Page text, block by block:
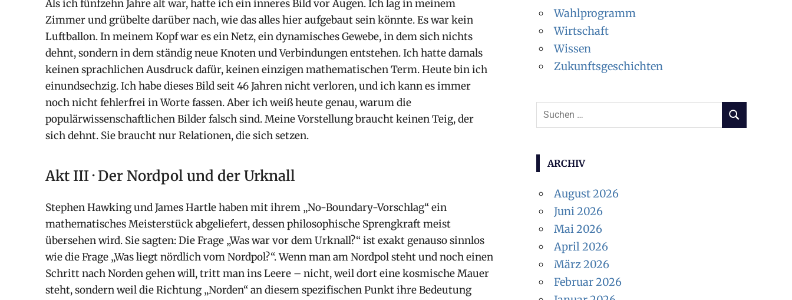
Als ich fünfzehn Jahre alt war, hatte ich ein inneres Bild vor Augen. Ich lag in meinem
Zimmer und grübelte darüber nach, wie das alles hier aufgebaut sein könnte. Es war kein
Luftballon. In meinem Kopf war es ein Netz, ein dynamisches Gewebe, in dem sich nichts
dehnt, sondern in dem ständig neue Knoten und Verbindungen entstehen. Ich hatte damals
keinen sprachlichen Ausdruck dafür, keinen einzigen mathematischen Term. Heute bin ich
einundsechzig. Ich habe dieses Bild seit 46 Jahren nicht verloren, und ich kann es immer
noch nicht fehlerfrei in Worte fassen. Aber ich weiß heute genau, warum die
populärwissenschaftlichen Bilder falsch sind. Meine Vorstellung braucht keinen Teig, der
sich dehnt. Sie braucht nur Relationen, die sich setzen.
Akt III · Der Nordpol und der Urknall
Stephen Hawking und James Hartle haben mit ihrem „No-Boundary-Vorschlag“ ein
mathematisches Meisterstück abgeliefert, dessen philosophische Sprengkraft meist
übersehen wird. Sie sagten: Die Frage „Was war vor dem Urknall?“ ist exakt genauso sinnlos
wie die Frage „Was liegt nördlich vom Nordpol?“. Wenn man am Nordpol steht und noch einen
Schritt nach Norden gehen will, tritt man ins Leere – nicht, weil dort eine kosmische Mauer
steht, sondern weil die Richtung „Norden“ an diesem spezifischen Punkt ihre Bedeutung
Wahlprogramm
Wirtschaft
Wissen
Zukunftsgeschichten
Suchen
nach:
SUCHEN
ARCHIV
August 2026
Juni 2026
Mai 2026
April 2026
März 2026
Februar 2026